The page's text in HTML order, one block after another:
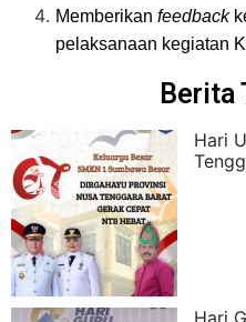
Memberikan feedback
pelaksanaan kegiatan
Berita
Hari